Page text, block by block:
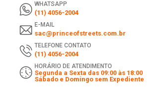
WHATSAPP
(11) 4056-2004
E-MAIL
sac@princeofstreets.com.br
TELEFONE CONTATO
(11) 4056-2004
HORÁRIO DE ATENDIMENTO
Segunda a Sexta das 09:00 às 18:00
Sábado e Domingo sem Expediente